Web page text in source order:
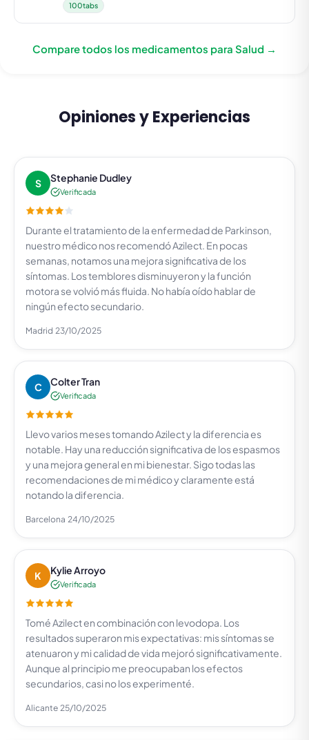
100tabs
Compare todos los medicamentos para Salud →
Opiniones y Experiencias
S Stephanie Dudley
Verificada
Durante el tratamiento de la enfermedad de Parkinson,
nuestro médico nos recomendó Azilect. En pocas
semanas, notamos una mejora significativa de los
síntomas. Los temblores disminuyeron y la función
motora se volvió más fluida. No había oído hablar de
ningún efecto secundario.
Madrid 23/10/2025
C Colter Tran
Verificada
Llevo varios meses tomando Azilect y la diferencia es
notable. Hay una reducción significativa de los espasmos
y una mejora general en mi bienestar. Sigo todas las
recomendaciones de mi médico y claramente está
notando la diferencia.
Barcelona 24/10/2025
K Kylie Arroyo
Verificada
Tomé Azilect en combinación con levodopa. Los
resultados superaron mis expectativas: mis síntomas se
atenuaron y mi calidad de vida mejoró significativamente.
Aunque al principio me preocupaban los efectos
secundarios, casi no los experimenté.
Alicante 25/10/2025